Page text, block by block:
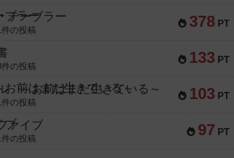
378 PT
テーブラー
件の投稿
133 PT
件の投稿
103 PT
～お前はまだ生きている～
件の投稿
97 PT
ァイブ
件の投稿